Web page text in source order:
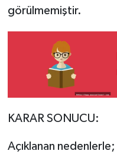
görülmemiştir.
KARAR SONUCU:
Açıklanan nedenlerle;